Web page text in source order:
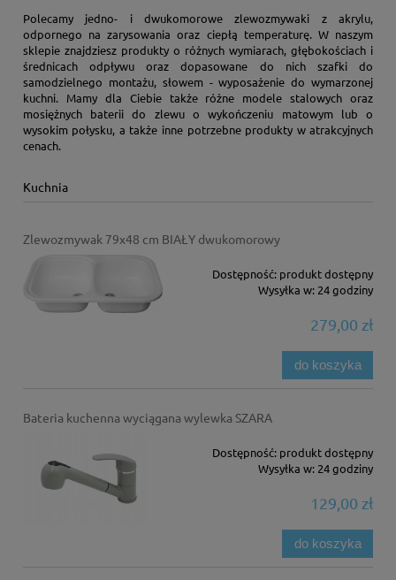
Polecamy jedno- i dwukomorowe zlewozmywaki z akrylu,
odpornego na zarysowania oraz ciepłą temperaturę. W naszym
sklepie znajdziesz produkty o różnych wymiarach, głębokościach i
średnicach odpływu oraz dopasowane do nich szafki do
samodzielnego montażu, słowem - wyposażenie do wymarzonej
kuchni. Mamy dla Ciebie także różne modele stalowych oraz
mosiężnych baterii do zlewu o wykończeniu matowym lub o
wysokim połysku, a także inne potrzebne produkty w atrakcyjnych
cenach.
Kuchnia
Zlewozmywak 79x48 cm BIAŁY dwukomorowy
Dostępność: produkt dostępny
Wysyłka w: 24 godziny
279,00 zł
do koszyka
Bateria kuchenna wyciągana wylewka SZARA
Dostępność: produkt dostępny
Wysyłka w: 24 godziny
129,00 zł
do koszyka